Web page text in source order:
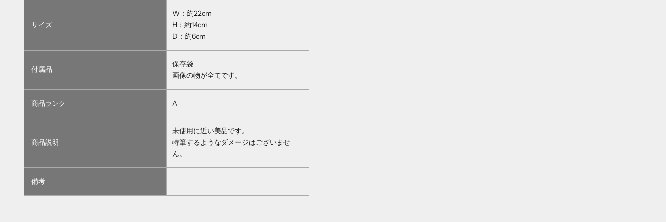
サイズ
W：約22cm
H：約14cm
D：約6cm
付属品
保存袋
画像の物が全てです。
商品ランク A
商品説明
未使用に近い美品です。
特筆するようなダメージはございませ
ん。
備考